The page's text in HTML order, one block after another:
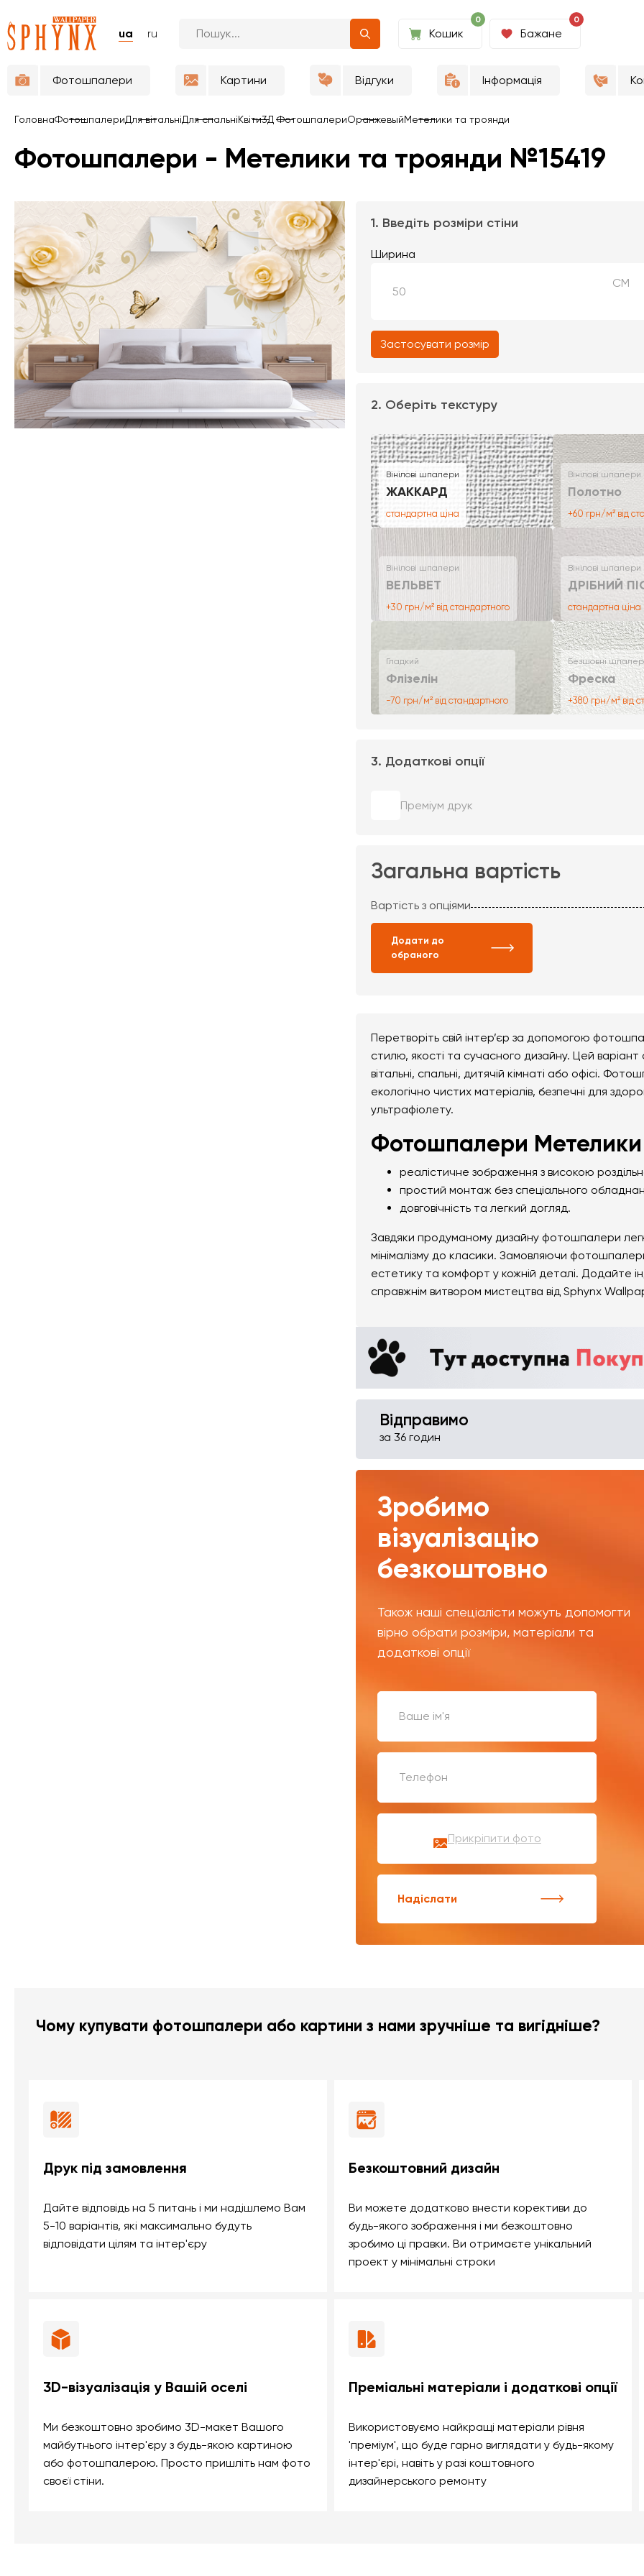
ua ru
0
Кошик
0
Бажане
Фотошпалери Картини Відгуки Інформація
ГоловнаФотошпалериДля вітальніДля спальніКвіти3Д ФотошпалериОранжевыйМетелики та троянди
Фотошпалери - Метелики та троянди №15419
1. Введіть розміри стіни
Ширина
СМ
Застосувати розмір
2. Оберіть текстуру
Вінілові шпалери
ЖАККАРД
стандартна ціна
Вінілові шпалери
Полотно
+60 грн/м² від
Вінілові шпалери
ВЕЛЬВЕТ
+30 грн/м² від стандартного
Вінілові шпалери
ДРІБНИЙ
стандартна ціна
Гладкий
Флізелін
-70 грн/м² від стандартного
Безшовні
Фреска
+380 грн/м² від
3. Додаткові опції
Преміум друк
Загальна вартість
Вартість з опціями
Додати до
обраного
Перетворіть свій інтер’єр за допомогою
стилю, якості та сучасного дизайну. Цей
вітальні, спальні, дитячій кімнаті або офісі.
екологічно чистих матеріалів, безпечні для
ультрафіолету.
Фотошпалери
реалістичне зображення з високою
простий монтаж без спеціального
довговічність та легкий догляд.
Завдяки продуманому дизайну фотошпалери
мінімалізму до класики. Замовляючи
естетику та комфорт у кожній деталі. Додайте
справжнім витвором мистецтва від Sphynx
Відправимо
за 36 годин
Зробимо
візуалізацію
безкоштовно
Також наші спеціалісти можуть допомогти
вірно обрати розміри, матеріали та
додаткові опції
Прикріпити фото
Надіслати
Чому купувати фотошпалери або картини з нами зручніше та вигідніше?
Друк під замовлення
Дайте відповідь на 5 питань і ми надішлемо Вам
5-10 варіантів, які максимально будуть
відповідати цілям та інтер'єру
Безкоштовний дизайн
Ви можете додатково внести корективи до
будь-якого зображення і ми безкоштовно
зробимо ці правки. Ви отримаєте унікальний
проект у мінімальні строки
3D-візуалізація у Вашій оселі
Ми безкоштовно зробимо 3D-макет Вашого
майбутнього інтер'єру з будь-якою картиною
або фотошпалерою. Просто пришліть нам фото
своєї стіни.
Преміальні матеріали і додаткові опції
Використовуємо найкращі матеріали рівня
'преміум', що буде гарно виглядати у будь-якому
інтер'єрі, навіть у разі коштовного
дизайнерського ремонту